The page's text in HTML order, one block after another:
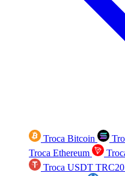
Troca Bitcoin
Troca Ethereum
Troca USDT TRC20